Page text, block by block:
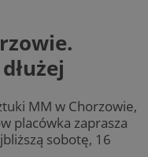
MM w Chorzowie,
placówka zaprasza
sobotę, 16